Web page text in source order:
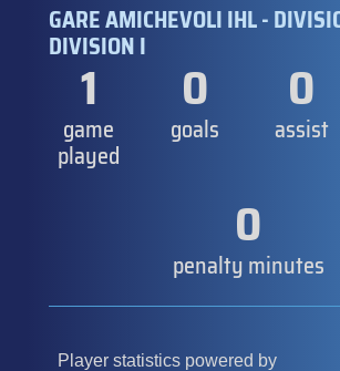
GARE AMICHEVOLI IHL -
DIVISION I
1
game
played
0
goals
0
assist
0
penalty minutes